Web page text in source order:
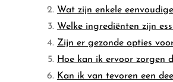
Wat zijn enkele
Welke ingrediënten zijn
Zijn er gezonde opties
Hoe kan ik ervoor zorgen
Kan ik van tevoren een